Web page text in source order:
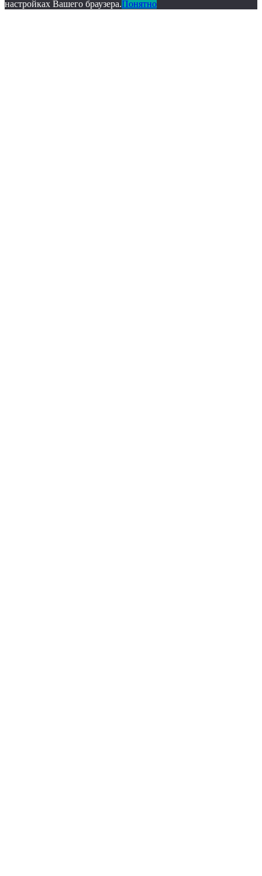
настройках Вашего браузера.Понятно